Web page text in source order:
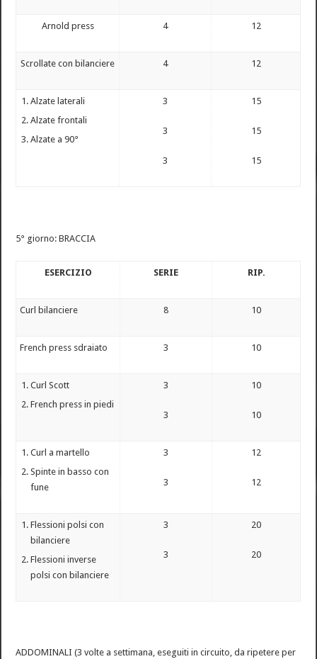
Arnold press 4 12
Scrollate con bilanciere 4 12
Alzate laterali
Alzate frontali
Alzate a 90°
3
3
3
15
15
15
5° giorno: BRACCIA
ESERCIZIO SERIE RIP.
Curl bilanciere 8 10
French press sdraiato 3 10
Curl Scott
French press in piedi
3
3
10
10
Curl a martello
Spinte in basso con
fune
3
3
12
12
Flessioni polsi con
bilanciere
Flessioni inverse
polsi con bilanciere
3
3
20
20
ADDOMINALI (3 volte a settimana, eseguiti in circuito, da ripetere per